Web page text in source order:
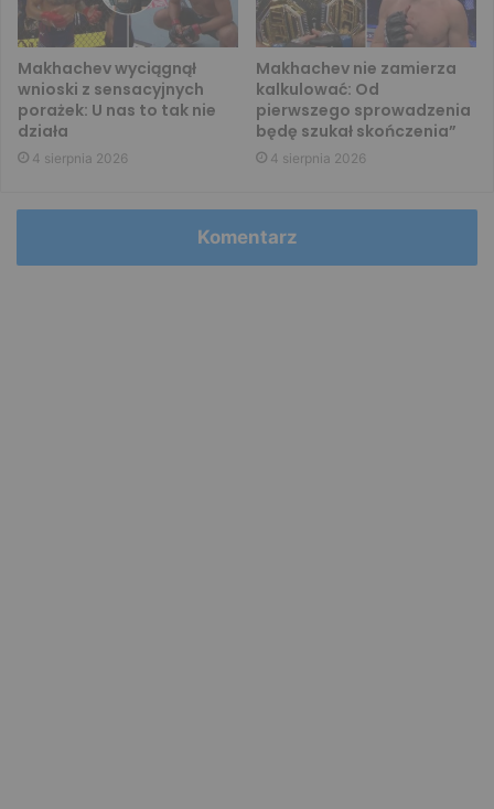
Makhachev wyciągnął
wnioski z sensacyjnych
porażek: U nas to tak nie
działa
4 sierpnia 2026
Makhachev nie zamierza
kalkulować: Od
pierwszego sprowadzenia
będę szukał skończenia”
4 sierpnia 2026
Komentarz